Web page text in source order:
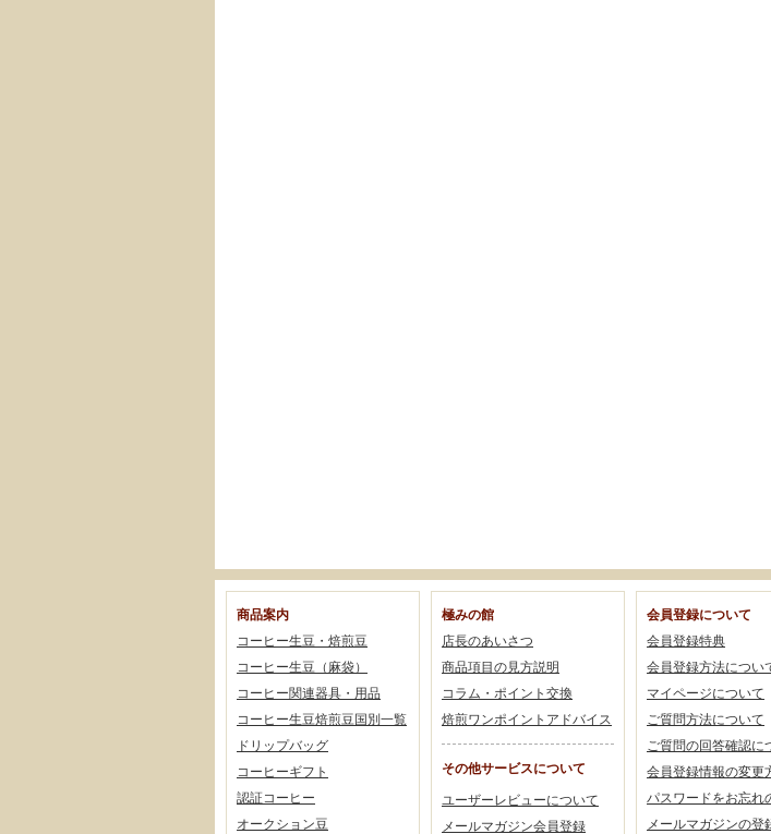
商品案内
コーヒー生豆・焙煎豆
コーヒー生豆（麻袋）
コーヒー関連器具・用品
コーヒー生豆焙煎豆国別一覧
ドリップバッグ
コーヒーギフト
認証コーヒー
オークション豆
極みの館
店長のあいさつ
商品項目の見方説明
コラム・ポイント交換
焙煎ワンポイントアドバイス
その他サービスについて
ユーザーレビューについて
メールマガジン会員登録
会員登録について
会員登録特典
会員登録方法につい
マイページについて
ご質問方法について
ご質問の回答確認に
会員登録情報の変更
パスワードをお忘れ
メールマガジンの登